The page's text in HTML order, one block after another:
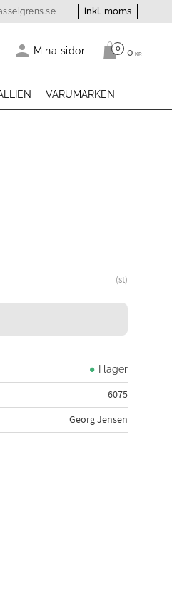
inkl. moms
Mina sidor Antal
0 0 KR
VARUMÄRKEN
st
I lager
6075
Georg Jensen